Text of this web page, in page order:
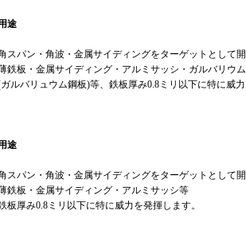
途
スパン・角波・金属サイディングをターゲットとして
鉄板・金属サイディング・アルミサッシ・ガルバリウ
ルバリュウム鋼板)等、鉄板厚み0.8ミリ以下に特に威力
途
スパン・角波・金属サイディングをターゲットとして
鉄板・金属サイディング・アルミサッシ等
板厚み0.8ミリ以下に特に威力を発揮します。